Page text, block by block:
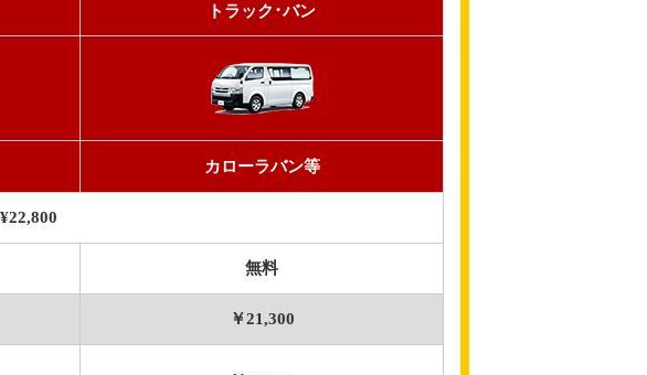
トラック･バン
カローラバン等
¥22,800
無料
￥21,300